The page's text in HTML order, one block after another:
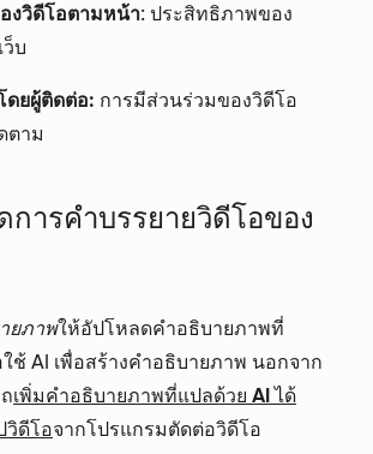
งวิดีโอตามหน้า: ประสิทธิภาพของ
บ
ดยผู้ติดต่อ: การมีส่วนร่วมของวิดีโอ
ตาม
การคำบรรยายวิดีโอของ
ยภาพให้อัปโหลดคำอธิบายภาพที่
ช้ AI เพื่อสร้างคำอธิบายภาพ นอกจาก
เพิ่มคำอธิบายภาพที่แปลด้วย AI ได้
วิดีโอจากโปรแกรมตัดต่อวิดีโอ